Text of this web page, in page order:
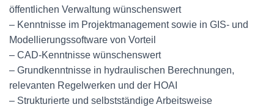
öffentlichen Verwaltung wünschenswert
– Kenntnisse im Projektmanagement sowie in GIS- und
Modellierungssoftware von Vorteil
– CAD-Kenntnisse wünschenswert
– Grundkenntnisse in hydraulischen Berechnungen,
relevanten Regelwerken und der HOAI
– Strukturierte und selbstständige Arbeitsweise